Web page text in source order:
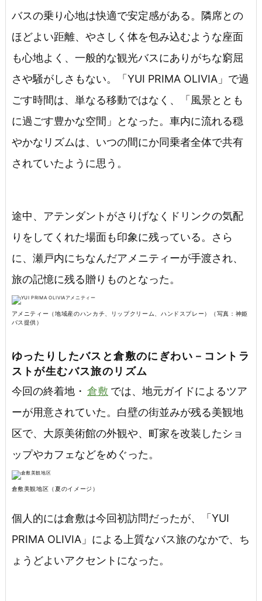
バスの乗り心地は快適で安定感がある。隣席との
ほどよい距離、やさしく体を包み込むような座面
も心地よく、一般的な観光バスにありがちな窮屈
さや騒がしさもない。「YUI PRIMA OLIVIA」で過
ごす時間は、単なる移動ではなく、「風景ととも
に過ごす豊かな空間」となった。車内に流れる穏
やかなリズムは、いつの間にか同乗者全体で共有
されていたように思う。
途中、アテンダントがさりげなくドリンクの気配
りをしてくれた場面も印象に残っている。さら
に、瀬戸内にちなんだアメニティーが手渡され、
旅の記憶に残る贈りものとなった。
アメニティー（地域産のハンカチ、リップクリーム、ハンドスプレー）（写真：神姫
バス提供）
ゆったりしたバスと倉敷のにぎわい－コントラ
ストが生むバス旅のリズム
今回の終着地・ 倉敷 では、地元ガイドによるツア
ーが用意されていた。白壁の街並みが残る美観地
区で、大原美術館の外観や、町家を改装したショ
ップやカフェなどをめぐった。
倉敷美観地区（夏のイメージ）
個人的には倉敷は今回初訪問だったが、「YUI
PRIMA OLIVIA」による上質なバス旅のなかで、ち
ょうどよいアクセントになった。